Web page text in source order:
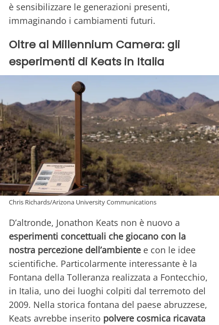
è sensibilizzare le generazioni presenti,
immaginando i cambiamenti futuri.
Oltre al Millennium Camera: gli
esperimenti di Keats in Italia
Chris Richards/Arizona University Communications
D’altronde, Jonathon Keats non è nuovo a
esperimenti concettuali che giocano con la
nostra percezione dell’ambiente e con le idee
scientifiche. Particolarmente interessante è la
Fontana della Tolleranza realizzata a Fontecchio,
in Italia, uno dei luoghi colpiti dal terremoto del
2009. Nella storica fontana del paese abruzzese,
Keats avrebbe inserito polvere cosmica ricavata